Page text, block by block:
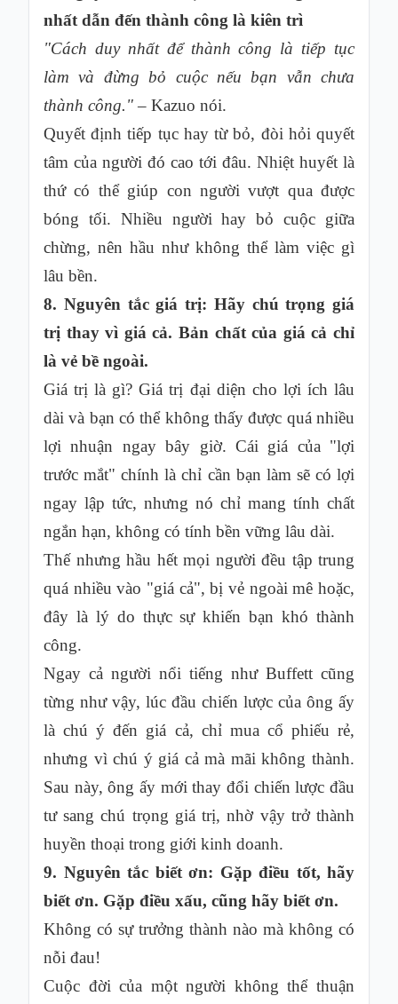
nhất dẫn đến thành công là kiên trì
"Cách duy nhất để thành công là tiếp tục
làm và đừng bỏ cuộc nếu bạn vẫn chưa
thành công."– Kazuo nói.
Quyết định tiếp tục hay từ bỏ, đòi hỏi quyết
tâm của người đó cao tới đâu. Nhiệt huyết là
thứ có thể giúp con người vượt qua được
bóng tối. Nhiều người hay bỏ cuộc giữa
chừng, nên hầu như không thể làm việc gì
lâu bền.
8. Nguyên tắc giá trị: Hãy chú trọng giá
trị thay vì giá cả. Bản chất của giá cả chỉ
là vẻ bề ngoài.
Giá trị là gì? Giá trị đại diện cho lợi ích lâu
dài và bạn có thể không thấy được quá nhiều
lợi nhuận ngay bây giờ. Cái giá của "lợi
trước mắt" chính là chỉ cần bạn làm sẽ có lợi
ngay lập tức, nhưng nó chỉ mang tính chất
ngắn hạn, không có tính bền vững lâu dài.
Thế nhưng hầu hết mọi người đều tập trung
quá nhiều vào "giá cả", bị vẻ ngoài mê hoặc,
đây là lý do thực sự khiến bạn khó thành
công.
Ngay cả người nổi tiếng như Buffett cũng
từng như vậy, lúc đầu chiến lược của ông ấy
là chú ý đến giá cả, chỉ mua cổ phiếu rẻ,
nhưng vì chú ý giá cả mà mãi không thành.
Sau này, ông ấy mới thay đổi chiến lược đầu
tư sang chú trọng giá trị, nhờ vậy trở thành
huyền thoại trong giới kinh doanh.
9. Nguyên tắc biết ơn: Gặp điều tốt, hãy
biết ơn. Gặp điều xấu, cũng hãy biết ơn.
Không có sự trưởng thành nào mà không có
nỗi đau!
Cuộc đời của một người không thể thuận